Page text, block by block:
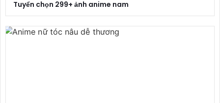
Tuyển chọn 299+ ảnh anime nam